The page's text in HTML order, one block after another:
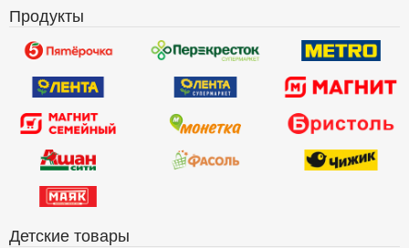
Продукты
Детские товары